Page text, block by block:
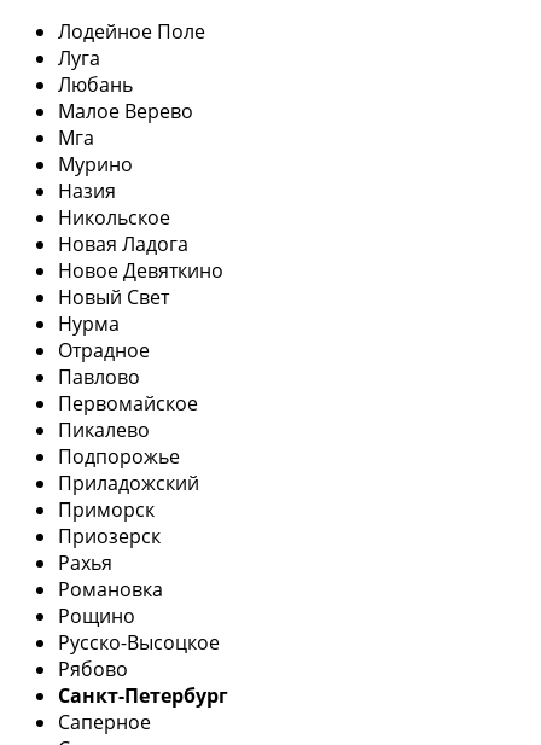
Лодейное Поле
Луга
Любань
Малое Верево
Мга
Мурино
Назия
Никольское
Новая Ладога
Новое Девяткино
Новый Свет
Нурма
Отрадное
Павлово
Первомайское
Пикалево
Подпорожье
Приладожский
Приморск
Приозерск
Рахья
Романовка
Рощино
Русско-Высоцкое
Рябово
Санкт-Петербург
Саперное